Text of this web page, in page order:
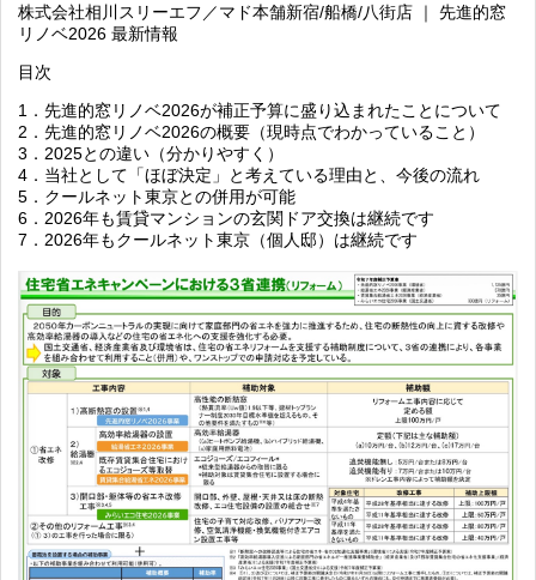
株式会社相川スリーエフ／マド本舗新宿/船橋/八街店 ｜ 先進的窓
リノベ2026 最新情報
目次
1．先進的窓リノベ2026が補正予算に盛り込まれたことについて
2．先進的窓リノベ2026の概要（現時点でわかっていること）
3．2025との違い（分かりやすく）
4．当社として「ほぼ決定」と考えている理由と、今後の流れ
5．クールネット東京との併用が可能
6．2026年も賃貸マンションの玄関ドア交換は継続です
7．2026年もクールネット東京（個人邸）は継続です